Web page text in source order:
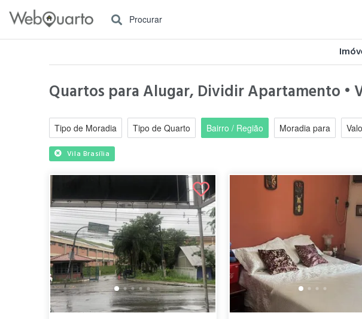
Procurar
Quartos para Alugar, Dividir Apartamento •
Tipo de Moradia Tipo de Quarto Bairro / Região Moradia para
Vila Brasília